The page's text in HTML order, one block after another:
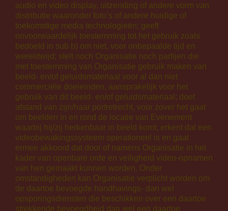
audio en video display, uitzending of andere vorm van
distributie waaronder foto’s of andere huidige of
toekomstige media technologieën; geeft
onvoorwaardelijk toestemming tot het gebruik zoals
bedoeld in sub b) om niet, voor onbepaalde tijd en
wereldwijd; stelt noch Organisatie noch partijen die
met toestemming van Organisatie gebruik maken van
beeld- en/of geluidsmateriaal voor al dan niet
commerciële doeleinden, aansprakelijk voor het
gebruik van dit beeld- en/of geluidsmateriaal; doet
afstand van zijn/haar portretrecht, voor zover het gaat
om beelden in en rond de locatie van Evenement
waarbij hij/zij herkenbaar in beeld komt; erkent dat een
videobewakingssysteem operationeel is en gaat
ermee akkoord dat door of namens Organisatie in het
kader van openbare orde en veiligheid video-opnamen
van hen gemaakt kunnen worden. Onder
omstandigheden kan Organisatie verplicht worden om
de daartoe bevoegde handhavings- dan wel
opsporingsdiensten die beschikken over een daartoe
strekkende bevoegdheid dan wel een daartoe